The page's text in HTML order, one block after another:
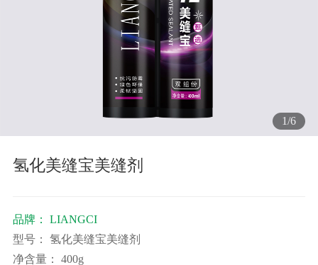
1/6
氢化美缝宝美缝剂
品牌：
LIANGCI
型号：
氢化美缝宝美缝剂
净含量：
400g